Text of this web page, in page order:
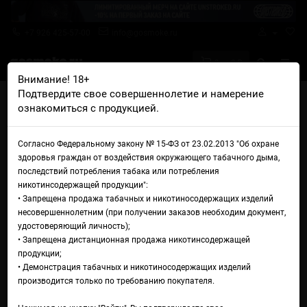
0 на 0 ₽
Главная Жидкости
Error 404
Error 404 Salt Watermelon Ice Cream
Жидкость Error 404 Salt
Watermelon Ice Cream
Внимание! 18+
Подтвердите свое совершеннолетие и намерение
ознакомиться с продукцией.
Согласно Федеральному закону № 15-ФЗ от 23.02.2013 "Об охране
здоровья граждан от воздействия окружающего табачного дыма,
последствий потребления табака или потребления
никотинсодержащей продукции":
• Запрещена продажа табачных и никотиносодержащих изделий
несовершеннолетним (при получении заказов необходим документ,
удостоверяющий личность);
• Запрещена дистанционная продажа никотинсодержащей
продукции;
• Демонстрация табачных и никотиносодержащих изделий
производится только по требованию покупателя.